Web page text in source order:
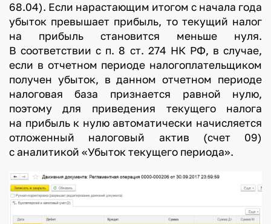
68.04). Если нарастающим итогом с начала года
убыток превышает прибыль, то текущий налог
на прибыль становится меньше нуля.
В соответствии с п. 8 ст. 274 НК РФ, в случае,
если в отчетном периоде налогоплательщиком
получен убыток, в данном отчетном периоде
налоговая база признается равной нулю,
поэтому для приведения текущего налога
на прибыль к нулю автоматически начисляется
отложенный налоговый актив (счет 09)
с аналитикой «Убыток текущего периода».